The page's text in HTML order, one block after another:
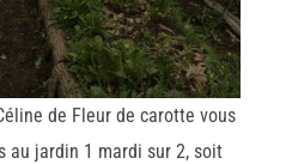
de Fleur de carotte vous
au jardin 1 mardi sur 2, soit